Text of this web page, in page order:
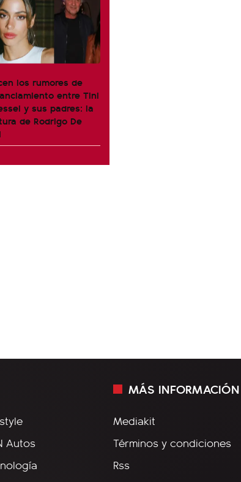
los rumores de
entre Tini
y sus padres: la
de Rodrigo De
Autos
MÁS INFORMACIÓN
Mediakit
Términos y condiciones
Rss